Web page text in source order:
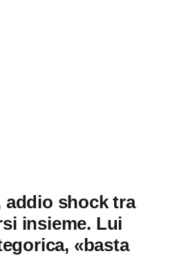
addio shock tra
insieme. Lui
«basta